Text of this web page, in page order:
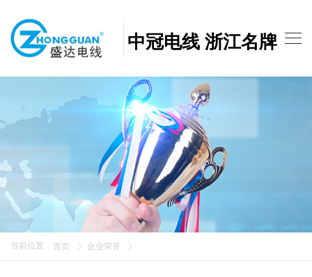
中冠电线 浙江名牌
当前位置 : 首页 企业荣誉